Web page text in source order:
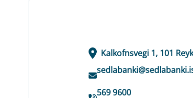
Kalkofnsvegi 1, 101
569 9600